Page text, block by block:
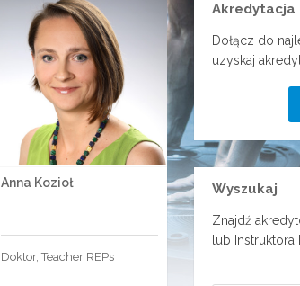
Anna Kozioł
Doktor, Teacher REPs
Akredytacja
Dołącz do
uzyskaj
Wyszukaj
Znajdź
lub Instruktora